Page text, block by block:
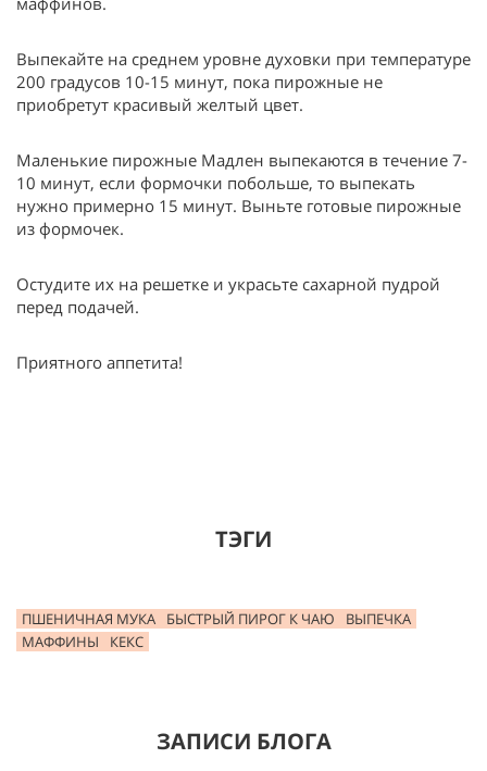
Выпекайте на среднем уровне духовки при температуре
200 градусов 10-15 минут, пока пирожные не
приобретут красивый желтый цвет.
Маленькие пирожные Мадлен выпекаются в течение 7-
10 минут, если формочки побольше, то выпекать
нужно примерно 15 минут. Выньте готовые пирожные
из формочек.
Остудите их на решетке и украсьте сахарной пудрой
перед подачей.
Приятного аппетита!
ТЭГИ
ПШЕНИЧНАЯ МУКА БЫСТРЫЙ ПИРОГ К ЧАЮ
ВЫПЕЧКА
МАФФИНЫ
КЕКС
ЗАПИСИ БЛОГА